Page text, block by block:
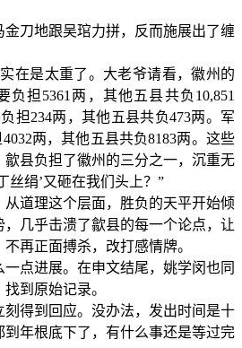
金刀地跟吴琯力拼，反而施展出了缠
在是太重了。大老爷请看，徽州的
负担5361两，其他五县共负10,851
担234两，其他五县共负473两。军
两，其他五县共负8183两。这些
县负担了徽州的三分之一，沉重无
丝绢’又砸在我们头上？”
从道理这个层面，胜负的天平开始倾
几乎击溃了歙县的每一个论点，让
再正面搏杀，改打感情牌。
点进展。在申文结尾，姚学闵也同
到原始记录。
刻得到回应。没办法，发出时间是十
年根底下了，有什么事还是等过完